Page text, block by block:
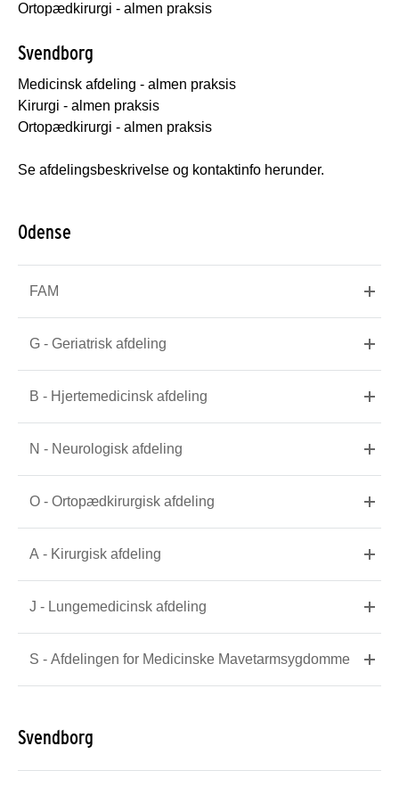
Ortopædkirurgi - almen praksis
Svendborg
Medicinsk afdeling - almen praksis
Kirurgi - almen praksis
Ortopædkirurgi - almen praksis
Se afdelingsbeskrivelse og kontaktinfo herunder.
Odense
FAM
G - Geriatrisk afdeling
B - Hjertemedicinsk afdeling
N - Neurologisk afdeling
O - Ortopædkirurgisk afdeling
A - Kirurgisk afdeling
J - Lungemedicinsk afdeling
S - Afdelingen for Medicinske Mavetarmsygdomme
Svendborg